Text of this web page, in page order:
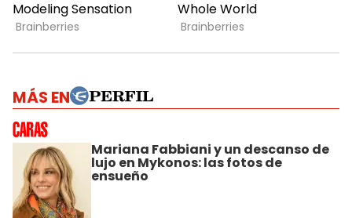
MÁS EN
Mariana Fabbiani y un descanso de
lujo en Mykonos: las fotos de
ensueño